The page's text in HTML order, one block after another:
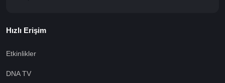
Hızlı Erişim
Etkinlikler
DNA TV